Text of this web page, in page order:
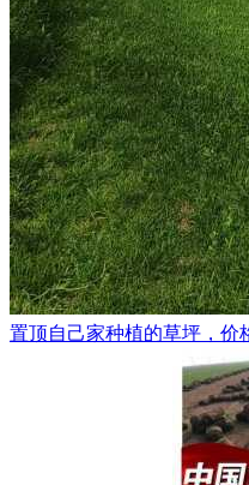
置顶自己家种植的草坪，价